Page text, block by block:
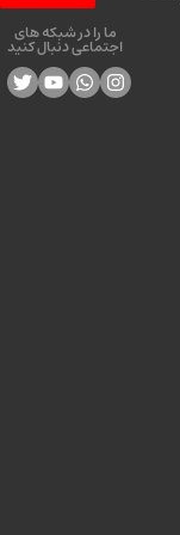
ما را در شبکه های
اجتماعی دنبال کنید